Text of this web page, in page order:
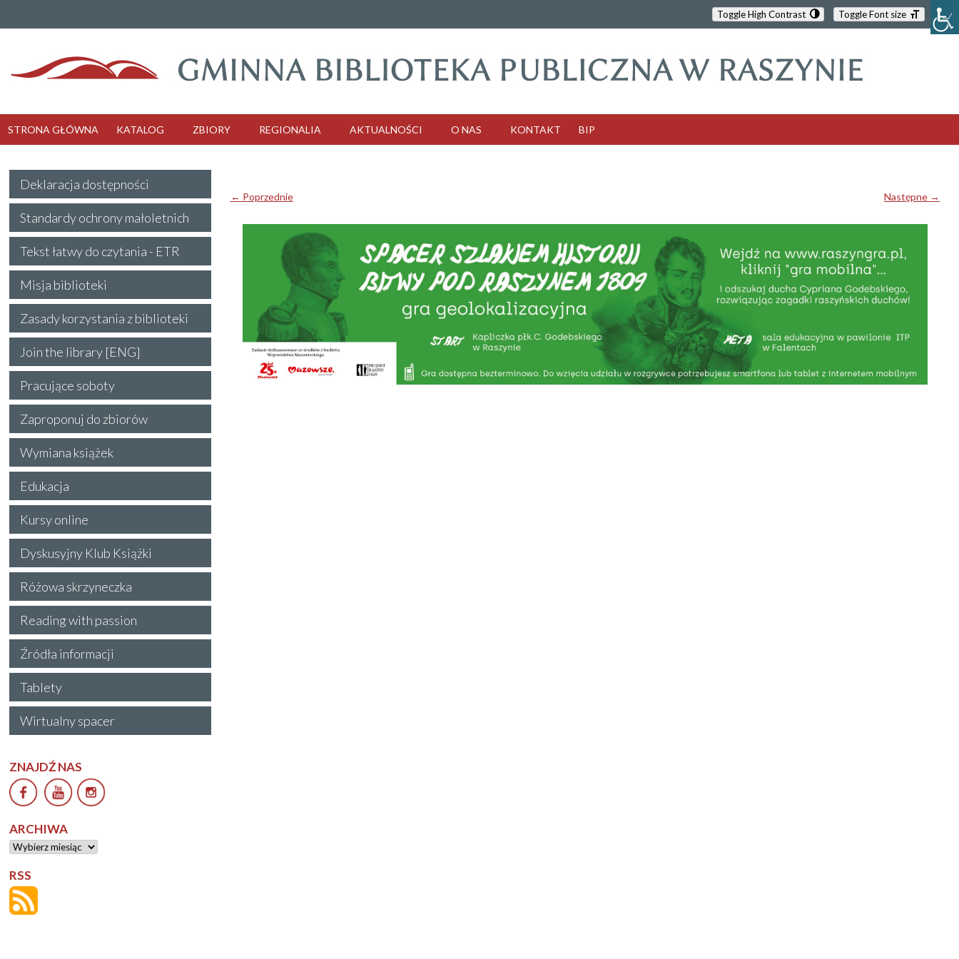
Toggle High Contrast Toggle Font size
STRONA GŁÓWNA KATALOG ZBIORY REGIONALIA AKTUALNOŚCI O NAS KONTAKT BIP
← Poprzednie Następne →
Deklaracja dostępności
Standardy ochrony małoletnich
Tekst łatwy do czytania - ETR
Misja biblioteki
Zasady korzystania z biblioteki
Join the library [ENG]
Pracujące soboty
Zaproponuj do zbiorów
Wymiana książek
Edukacja
Kursy online
Dyskusyjny Klub Książki
Różowa skrzyneczka
Reading with passion
Źródła informacji
Tablety
Wirtualny spacer
ZNAJDŹ NAS
ARCHIWA
Archiwa
RSS